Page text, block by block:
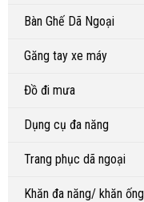
Bàn Ghế Dã Ngoại
Găng tay xe máy
Đồ đi mưa
Dụng cụ đa năng
Trang phục dã ngoại
Khăn đa năng/ khăn ống